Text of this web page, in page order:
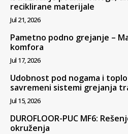
reciklirane materijale
Jul 21, 2026
Pametno podno grejanje –
komfora
Jul 17, 2026
Udobnost pod nogama i
savremeni sistemi grejanja
Jul 15, 2026
DUROFLOOR-PUC MF6:
okruženja